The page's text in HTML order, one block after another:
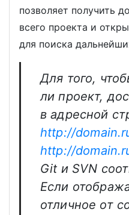
позволяет получить
всего проекта и
для поиска
Для того,
ли проект,
в адресной
http://
http://
Git и SVN
Если
отличное от